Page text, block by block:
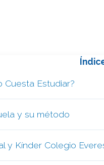
Cuesta Estudiar?
y su método
y Kínder Colegio